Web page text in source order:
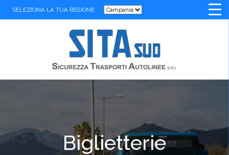
SELEZIONA LA TUA REGIONE
Biglietterie